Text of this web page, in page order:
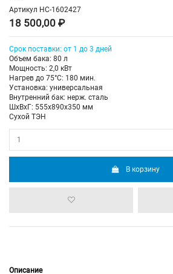
Артикул НС-1602427
18 500,00 ₽
Срок поставки: от 1 до 3 дней
Объем бака: 80 л
Мощность: 2,0 кВт
Нагрев до 75°С: 180 мин.
Установка: универсальная
Внутренний бак: нерж. сталь
ШхВхГ: 555х890х350 мм
Сухой ТЭН
В корзину
Описание